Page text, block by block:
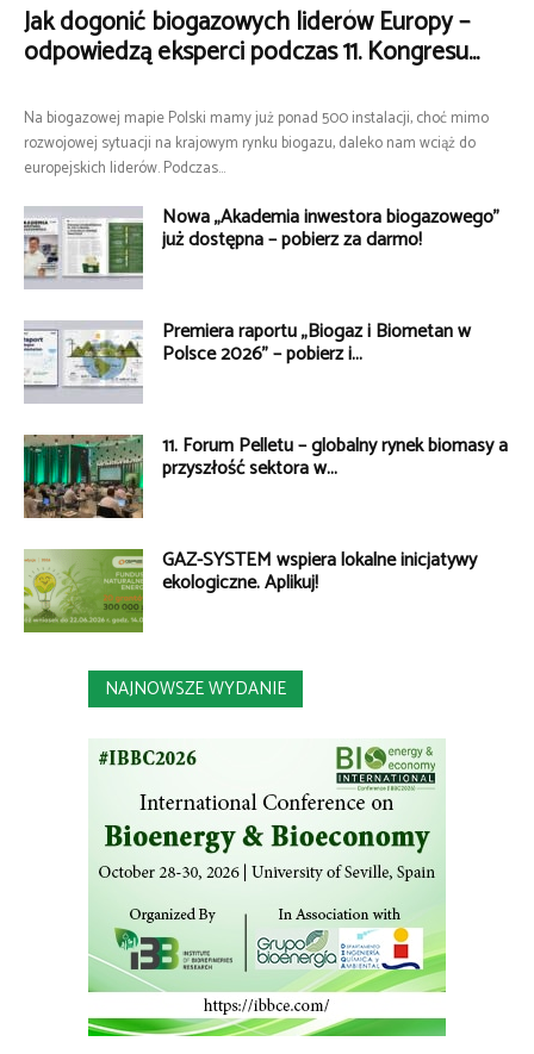
Jak dogonić biogazowych liderów Europy –
odpowiedzą eksperci podczas 11. Kongresu...
Na biogazowej mapie Polski mamy już ponad 500 instalacji, choć mimo
rozwojowej sytuacji na krajowym rynku biogazu, daleko nam wciąż do
europejskich liderów. Podczas...
Nowa „Akademia inwestora biogazowego”
już dostępna – pobierz za darmo!
Premiera raportu „Biogaz i Biometan w
Polsce 2026” – pobierz i...
11. Forum Pelletu – globalny rynek biomasy a
przyszłość sektora w...
GAZ-SYSTEM wspiera lokalne inicjatywy
ekologiczne. Aplikuj!
NAJNOWSZE WYDANIE